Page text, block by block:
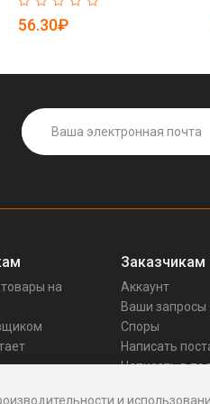
56.30₽
на
Заказчикам
Аккаунт
Ваши запросы
Споры
Написать
Написать в
и